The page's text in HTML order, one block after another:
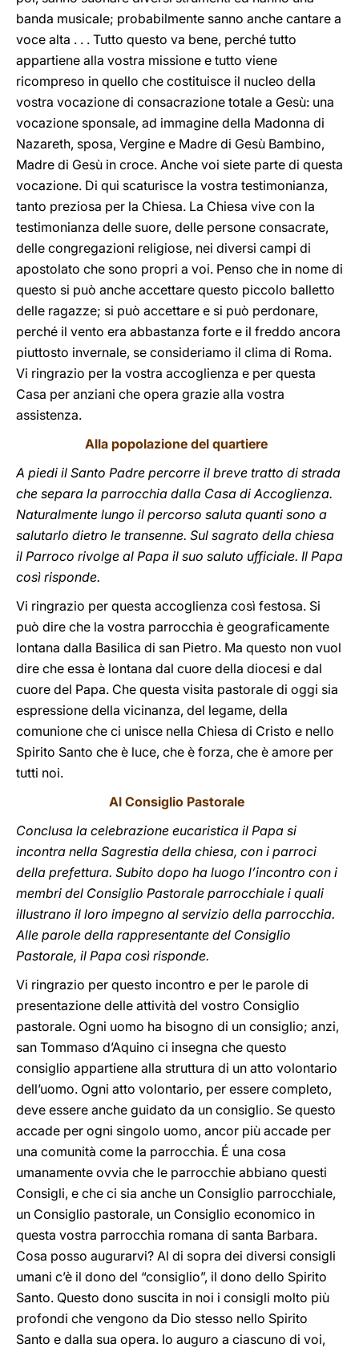
banda musicale; probabilmente sanno anche cantare a
voce alta . . . Tutto questo va bene, perché tutto
appartiene alla vostra missione e tutto viene
ricompreso in quello che costituisce il nucleo della
vostra vocazione di consacrazione totale a Gesù: una
vocazione sponsale, ad immagine della Madonna di
Nazareth, sposa, Vergine e Madre di Gesù Bambino,
Madre di Gesù in croce. Anche voi siete parte di questa
vocazione. Di qui scaturisce la vostra testimonianza,
tanto preziosa per la Chiesa. La Chiesa vive con la
testimonianza delle suore, delle persone consacrate,
delle congregazioni religiose, nei diversi campi di
apostolato che sono propri a voi. Penso che in nome di
questo si può anche accettare questo piccolo balletto
delle ragazze; si può accettare e si può perdonare,
perché il vento era abbastanza forte e il freddo ancora
piuttosto invernale, se consideriamo il clima di Roma.
Vi ringrazio per la vostra accoglienza e per questa
Casa per anziani che opera grazie alla vostra
assistenza.
Alla popolazione del quartiere
A piedi il Santo Padre percorre il breve tratto di strada
che separa la parrocchia dalla Casa di Accoglienza.
Naturalmente lungo il percorso saluta quanti sono a
salutarlo dietro le transenne. Sul sagrato della chiesa
il Parroco rivolge al Papa il suo saluto ufficiale. Il Papa
così risponde.
Vi ringrazio per questa accoglienza così festosa. Si
può dire che la vostra parrocchia è geograficamente
lontana dalla Basilica di san Pietro. Ma questo non vuol
dire che essa è lontana dal cuore della diocesi e dal
cuore del Papa. Che questa visita pastorale di oggi sia
espressione della vicinanza, del legame, della
comunione che ci unisce nella Chiesa di Cristo e nello
Spirito Santo che è luce, che è forza, che è amore per
tutti noi.
Al Consiglio Pastorale
Conclusa la celebrazione eucaristica il Papa si
incontra nella Sagrestia della chiesa, con i parroci
della prefettura. Subito dopo ha luogo l’incontro con i
membri del Consiglio Pastorale parrocchiale i quali
illustrano il loro impegno al servizio della parrocchia.
Alle parole della rappresentante del Consiglio
Pastorale, il Papa così risponde.
Vi ringrazio per questo incontro e per le parole di
presentazione delle attività del vostro Consiglio
pastorale. Ogni uomo ha bisogno di un consiglio; anzi,
san Tommaso d’Aquino ci insegna che questo
consiglio appartiene alla struttura di un atto volontario
dell’uomo. Ogni atto volontario, per essere completo,
deve essere anche guidato da un consiglio. Se questo
accade per ogni singolo uomo, ancor più accade per
una comunità come la parrocchia. É una cosa
umanamente ovvia che le parrocchie abbiano questi
Consigli, e che ci sia anche un Consiglio parrocchiale,
un Consiglio pastorale, un Consiglio economico in
questa vostra parrocchia romana di santa Barbara.
Cosa posso augurarvi? Al di sopra dei diversi consigli
umani c’è il dono del “consiglio”, il dono dello Spirito
Santo. Questo dono suscita in noi i consigli molto più
profondi che vengono da Dio stesso nello Spirito
Santo e dalla sua opera. Io auguro a ciascuno di voi,